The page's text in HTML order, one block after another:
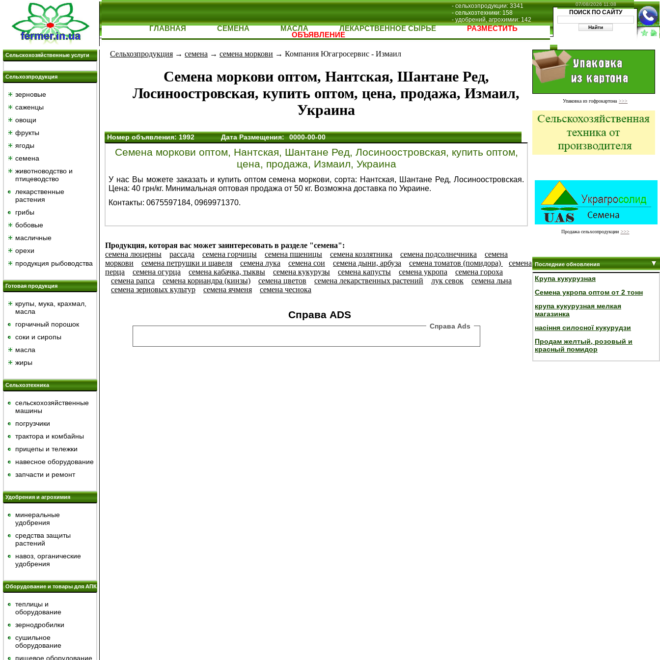
- сельхозпродукции: 3341
- сельхозтехники: 158
- удобрений, агрохимии: 142
07/08/2026 11:08
ПОИСК ПО САЙТУ
ГЛАВНАЯ СЕМЕНА МАСЛА ЛЕКАРСТВЕННОЕ СЫРЬЕ РАЗМЕСТИТЬ
ОБЪЯВЛЕНИЕ
Сельскохозяйственные услуги
Сельхозпродукция
зерновые
саженцы
овощи
фрукты
ягоды
семена
животноводство и
птицеводство
лекарственные
растения
грибы
бобовые
масличные
орехи
продукция рыбоводства
Готовая продукция
крупы, мука, крахмал,
масла
горчичный порошок
cоки и сиропы
масла
жиры
Сельхозтехника
сельскохозяйственные
машины
погрузчики
трактора и комбайны
прицепы и тележки
навесное оборудование
запчасти и ремонт
Удобрения и агрохимия
минеральные
удобрения
средства защиты
растений
навоз, органические
удобрения
Оборудование и товары для АПК
теплицы и
оборудование
зернодробилки
сушильное
оборудование
пищевое оборудование
Сельхозпродукция → семена → семена моркови → Компания Югагросервис - Измаил
Семена моркови оптом, Нантская, Шантане Ред,
Лосиноостровская, купить оптом, цена, продажа, Измаил,
Украина
Номер объявления: 1992 Дата Размещения: 0000-00-00
Семена моркови оптом, Нантская, Шантане Ред, Лосиноостровская, купить оптом,
цена, продажа, Измаил, Украина
У нас Вы можете заказать и купить оптом семена моркови, сорта: Нантская, Шантане Ред, Лосиноостровская.
Цена: 40 грн/кг. Минимальная оптовая продажа от 50 кг. Возможна доставка по Украине.
Контакты: 0675597184, 0969971370.
Продукция, которая вас может заинтересовать в разделе "семена":
семена люцерны
рассада семена горчицы семена пшеницы семена козлятника семена подсолнечника
семена
моркови
семена петрушки и щавеля семена лука семена сои семена дыни, арбуза семена томатов (помидора)
семена
перца
семена огурца семена кабачка, тыквы семена кукурузы семена капусты семена укропа
семена гороха
семена рапса
семена кориандра (кинзы) семена цветов семена лекарственных растений лук севок
семена льна
семена зерновых культур
семена ячменя семена чеснока
Справа ADS
Справа Ads
Упаковка из гофрокартона >>>
Продажа сельхозпродукции >>>
Последние обновления
Крупа кукурузная
Семена укропа оптом от 2 тонн
крупа кукурузная мелкая
магазинка
насіння силосної кукурудзи
Продам желтый, розовый и
красный помидор